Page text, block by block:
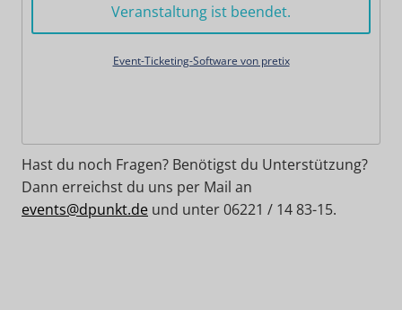
Veranstaltung ist beendet.
Event-Ticketing-Software von pretix
Hast du noch Fragen? Benötigst du Unterstützung?
Dann erreichst du uns per Mail an
events@dpunkt.de und unter 06221 / 14 83-15.